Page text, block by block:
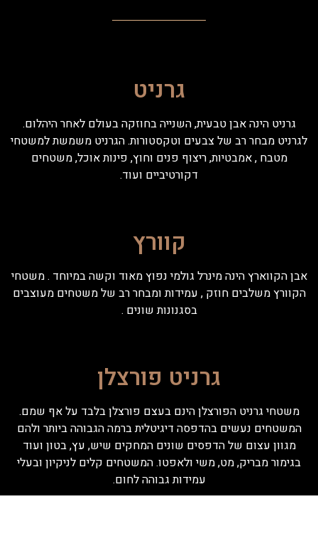
גרניט
גרניט הינה אבן טבעית, השנייה בחוזקה בעולם לאחר היהלום.
לגרניט מבחר רב של צבעים וטקסטורות. הגרניט משמשת למשטחי
מטבח , אמבטיות, ריצוף פנים וחוץ, פינות אוכל, משטחים
דקורטיביים ועוד.
קוורץ
אבן הקווארץ הינה מינרל גולמי נפוץ מאוד וקשה במיוחד . משטחי
הקוורץ משלבים חוזק , עמידות ומבחר רב של משטחים מעוצבים
בסגנונות שונים .
גרניט פורצלן
משטחי גרניט הפורצלן הינם בעצם פורצלן בלבד על אף שמם.
המשטחים נעשים בהדפסה דיגיטלית ברמה הגבוהה ביותר ולהם
מגוון עצום של הדפסים שונים המחקים שיש, עץ, בטון ועוד
בגימור מבריק, מט, משי ולאפטו. המשטחים קלים לניקיון ובעלי
עמידות גבוהה לחום.